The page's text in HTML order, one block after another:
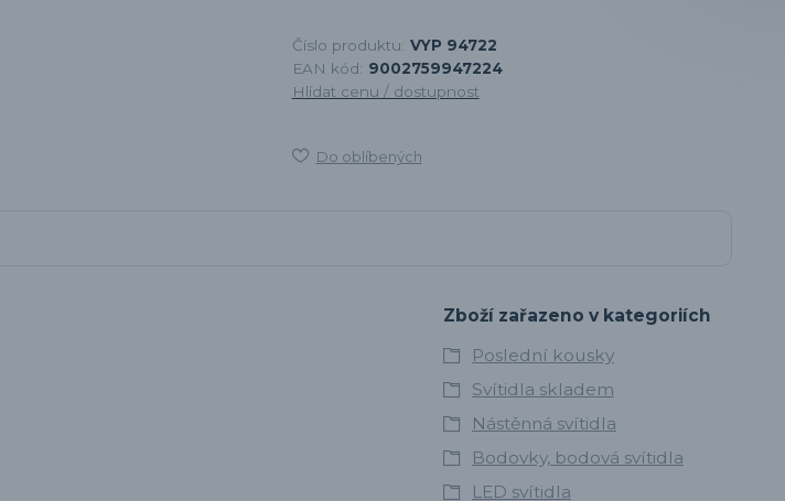
Číslo produktu: VYP 94722
EAN kód: 9002759947224
Hlídat cenu / dostupnost
Do oblíbených
Zboží zařazeno v kategoriích
Poslední kousky
Svítidla skladem
Nástěnná svítidla
Bodovky, bodová svítidla
LED svítidla